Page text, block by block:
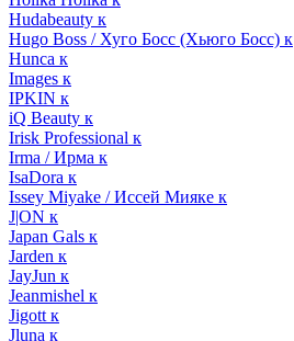
Hudabeauty к
Hugo Boss / Хуго Босс (Хьюго Босс) к
Hunca к
Images к
IPKIN к
iQ Beauty к
Irisk Professional к
Irma / Ирма к
IsaDora к
Issey Miyake / Иссей Мияке к
J|ON к
Japan Gals к
Jarden к
JayJun к
Jeanmishel к
Jigott к
Jluna к